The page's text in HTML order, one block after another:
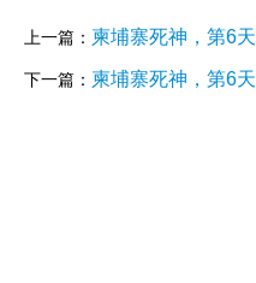
上一篇： 柬埔寨死神，第6天
下一篇： 柬埔寨死神，第6天